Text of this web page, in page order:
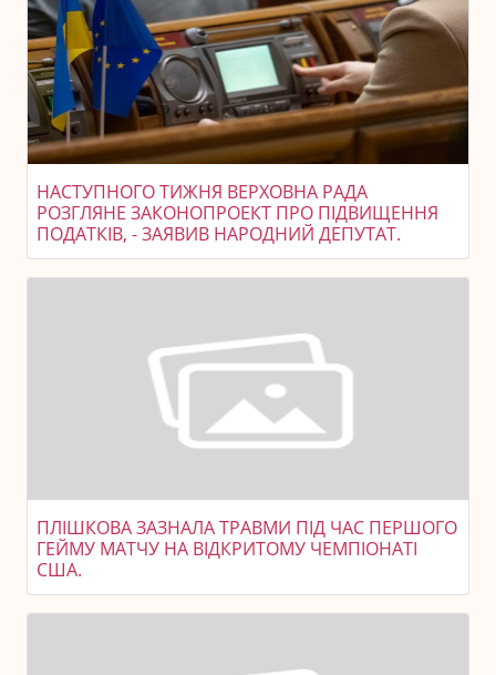
НАСТУПНОГО ТИЖНЯ ВЕРХОВНА РАДА
РОЗГЛЯНЕ ЗАКОНОПРОЕКТ ПРО ПІДВИЩЕННЯ
ПОДАТКІВ, - ЗАЯВИВ НАРОДНИЙ ДЕПУТАТ.
ПЛІШКОВА ЗАЗНАЛА ТРАВМИ ПІД ЧАС ПЕРШОГО
ГЕЙМУ МАТЧУ НА ВІДКРИТОМУ ЧЕМПІОНАТІ
США.